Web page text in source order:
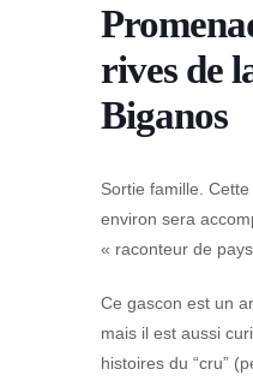
rives de
Biganos
Sortie famille.
environ sera
« raconteur de pays
Ce gascon est un
mais il est aussi
histoires du “cru”